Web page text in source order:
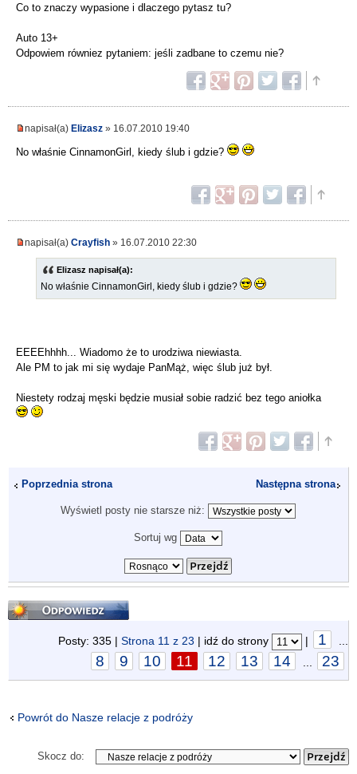
Co to znaczy wypasione i dlaczego pytasz tu?
Auto 13+
Odpowiem równiez pytaniem: jeśli zadbane to czemu nie?
napisał(a) Elizasz » 16.07.2010 19:40
No właśnie CinnamonGirl, kiedy ślub i gdzie?
napisał(a) Crayfish » 16.07.2010 22:30
Elizasz napisał(a):
No właśnie CinnamonGirl, kiedy ślub i gdzie?
EEEEhhhh... Wiadomo że to urodziwa niewiasta.
Ale PM to jak mi się wydaje PanMąż, więc ślub już był.
Niestety rodzaj męski będzie musiał sobie radzić bez tego aniołka
Poprzednia strona Następna strona
Wyświetl posty nie starsze niż:
Sortuj wg
Odpowiedz
Posty: 335 | Strona 11 z 23 | idź do strony | 1 ...
8 9 10 11 12 13 14 ... 23
Powrót do Nasze relacje z podróży
Skocz do: